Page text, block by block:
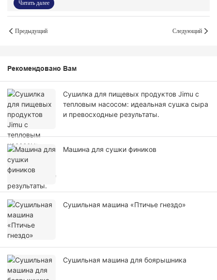
Читать далее
Предыдущий Следующий
Рекомендовано Вам
Сушилка для пищевых продуктов Jimu с
тепловым насосом: идеальная сушка сыра
и превосходные результаты.
Машина для сушки фиников
Сушильная машина «Птичье гнездо»
Сушильная машина для боярышника